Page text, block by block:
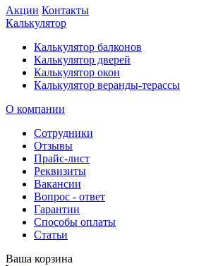
Акции Контакты
Калькулятор
Калькулятор балконов
Калькулятор дверей
Калькулятор окон
Калькулятор веранды-терассы
О компании
Сотрудники
Отзывы
Прайс-лист
Реквизиты
Вакансии
Вопрос - ответ
Гарантии
Способы оплаты
Статьи
Ваша корзина